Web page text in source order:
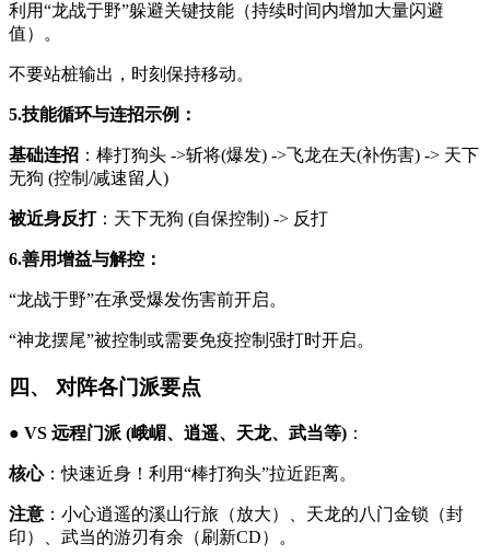
利用“龙战于野”躲避关键技能（持续时间内增加大量闪避
值）。
不要站桩输出，时刻保持移动。
5.技能循环与连招示例：
基础连招 ：棒打狗头 ->斩将(爆发) ->飞龙在天(补伤害) -> 天下
无狗 (控制/减速留人)
被近身反打：天下无狗 (自保控制) -> 反打
6.善用增益与解控：
“龙战于野”在承受爆发伤害前开启。
“神龙摆尾”被控制或需要免疫控制强打时开启。
四、 对阵各门派要点
● VS 远程门派 (峨嵋、逍遥、天龙、武当等) ：
核心：快速近身！利用“棒打狗头”拉近距离。
注意 ：小心逍遥的溪山行旅（放大）、天龙的八门金锁（封
印）、武当的游刃有余（刷新CD）。